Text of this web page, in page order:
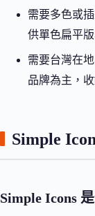
需要多色或
供單色扁平版
需要台灣在
品牌為主，
Simple
Simple Icons